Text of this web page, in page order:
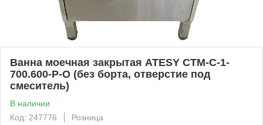
Ванна моечная закрытая ATESY СТМ-С-1-
700.600-Р-О (без борта, отверстие под
смеситель)
В наличии
Код: 247776
Розница